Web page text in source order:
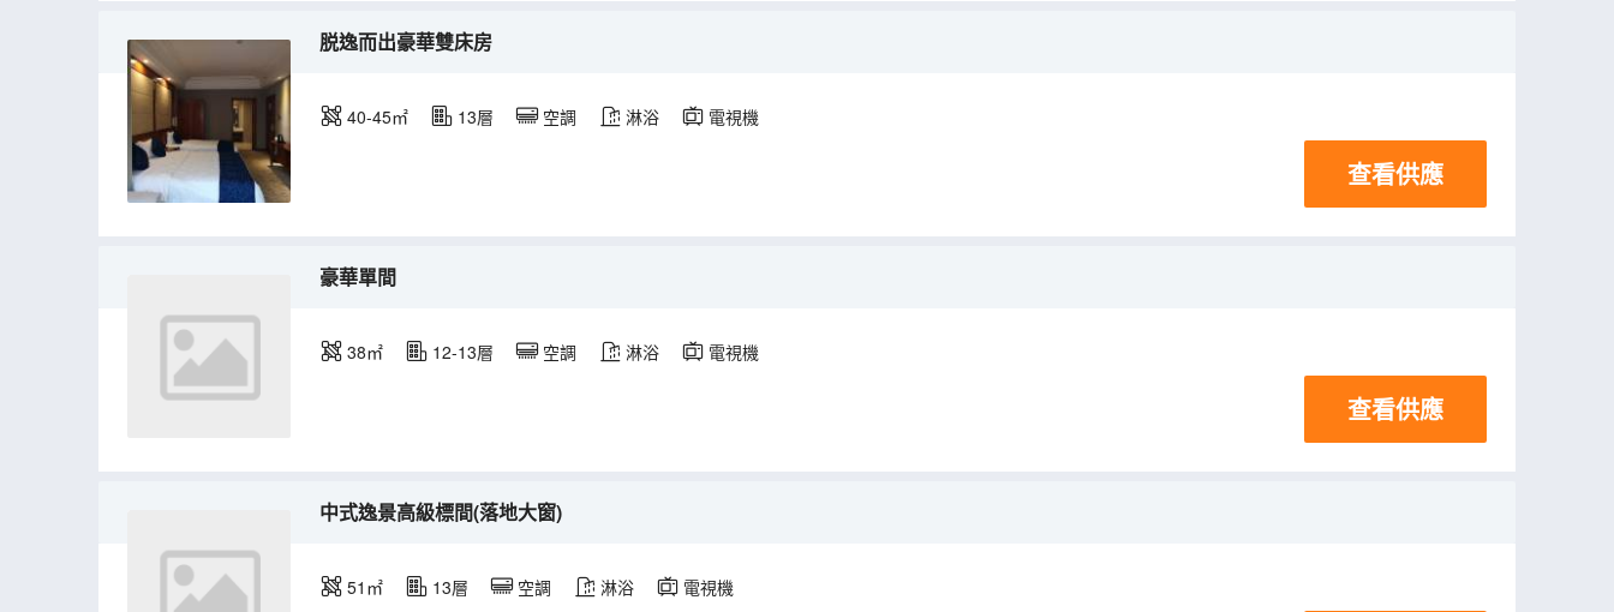
脱逸而出豪華雙床房
40-45㎡ 13層 空調 淋浴 電視機
查看供應
豪華單間
38㎡ 12-13層 空調 淋浴 電視機
查看供應
中式逸景高級標間(落地大窗)
51㎡ 13層 空調 淋浴 電視機